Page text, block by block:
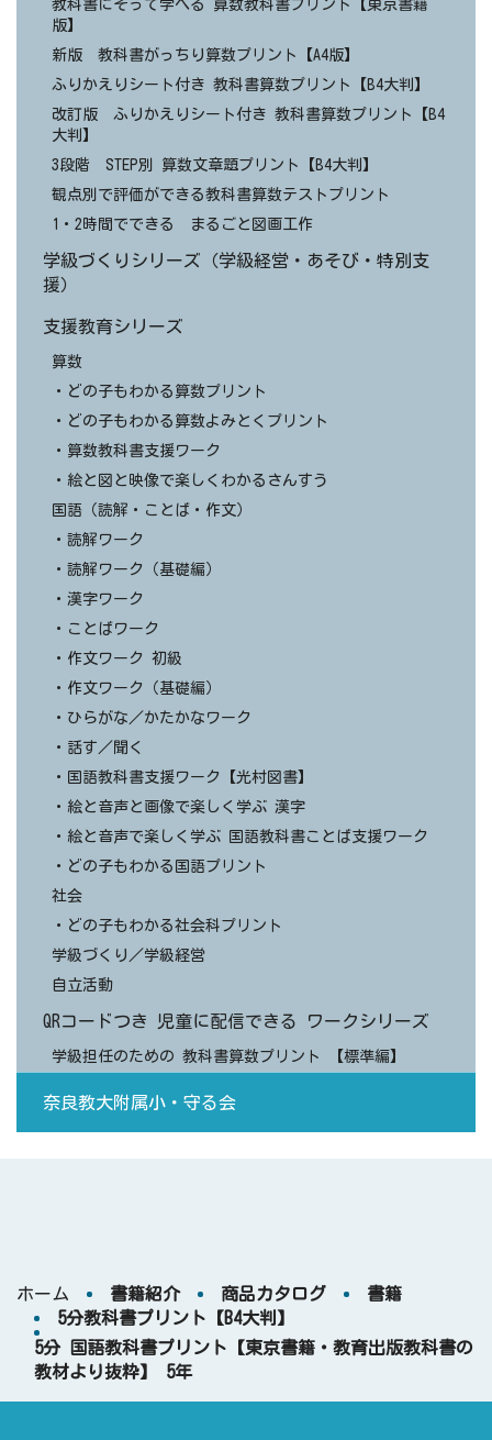
教科書にそって学べる 算数教科書プリント【東京書籍
版】
新版 教科書がっちり算数プリント【A4版】
ふりかえりシート付き 教科書算数プリント【B4大判】
改訂版 ふりかえりシート付き 教科書算数プリント【B4
大判】
3段階 STEP別 算数文章題プリント【B4大判】
観点別で評価ができる教科書算数テストプリント
1・2時間でできる まるごと図画工作
学級づくりシリーズ（学級経営・あそび・特別支
援）
支援教育シリーズ
算数
・どの子もわかる算数プリント
・どの子もわかる算数よみとくプリント
・算数教科書支援ワーク
・絵と図と映像で楽しくわかるさんすう
国語（読解・ことば・作文）
・読解ワーク
・読解ワーク（基礎編）
・漢字ワーク
・ことばワーク
・作文ワーク 初級
・作文ワーク（基礎編）
・ひらがな／かたかなワーク
・話す／聞く
・国語教科書支援ワーク【光村図書】
・絵と音声と画像で楽しく学ぶ 漢字
・絵と音声で楽しく学ぶ 国語教科書ことば支援ワーク
・どの子もわかる国語プリント
社会
・どの子もわかる社会科プリント
学級づくり／学級経営
自立活動
QRコードつき 児童に配信できる ワークシリーズ
学級担任のための 教科書算数プリント 【標準編】
奈良教大附属小・守る会
ホーム 書籍紹介 商品カタログ
書籍
5分教科書プリント【B4大判】
5分 国語教科書プリント【東京書籍・教育出版教科書の
教材より抜粋】 5年